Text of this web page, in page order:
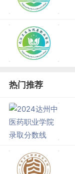
热门推荐